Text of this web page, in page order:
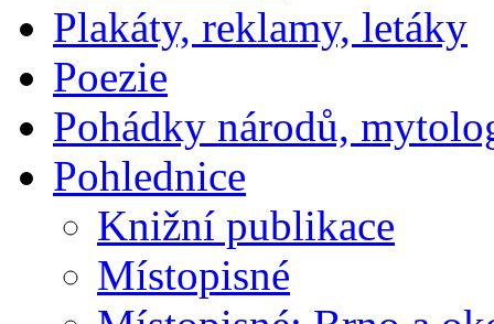
Plakáty, reklamy, letáky
Poezie
Pohádky národů,
Pohlednice
Knižní publikace
Místopisné